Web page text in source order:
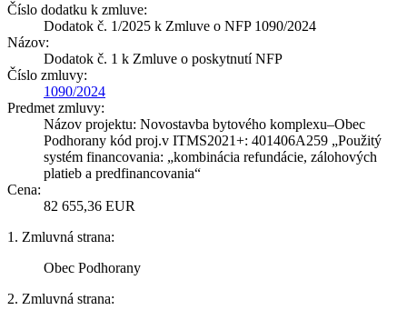
Číslo dodatku k zmluve:
Dodatok č. 1/2025 k Zmluve o NFP 1090/2024
Názov:
Dodatok č. 1 k Zmluve o poskytnutí NFP
Číslo zmluvy:
1090/2024
Predmet zmluvy:
Názov projektu: Novostavba bytového komplexu–Obec
Podhorany kód proj.v ITMS2021+: 401406A259 „Použitý
systém financovania: „kombinácia refundácie, zálohových
platieb a predfinancovania“
Cena:
82 655,36 EUR
1. Zmluvná strana:
Obec Podhorany
2. Zmluvná strana: